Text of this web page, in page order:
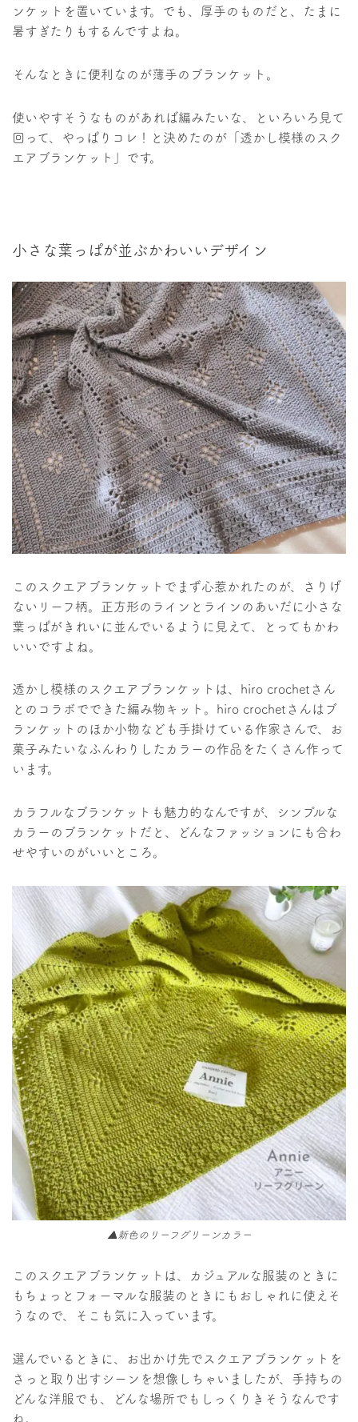
ンケットを置いています。でも、厚手のものだと、たまに
暑すぎたりもするんですよね。
そんなときに便利なのが薄手のブランケット。
使いやすそうなものがあれば編みたいな、といろいろ見て
回って、やっぱりコレ！と決めたのが「透かし模様のスク
エアブランケット」です。
小さな葉っぱが並ぶかわいいデザイン
このスクエアブランケットでまず心惹かれたのが、さりげ
ないリーフ柄。正方形のラインとラインのあいだに小さな
葉っぱがきれいに並んでいるように見えて、とってもかわ
いいですよね。
透かし模様のスクエアブランケットは、hiro crochetさん
とのコラボでできた編み物キット。hiro crochetさんはブ
ランケットのほか小物なども手掛けている作家さんで、お
菓子みたいなふんわりしたカラーの作品をたくさん作って
います。
カラフルなブランケットも魅力的なんですが、シンプルな
カラーのブランケットだと、どんなファッションにも合わ
せやすいのがいいところ。
▲新色のリーフグリーンカラー
このスクエアブランケットは、カジュアルな服装のときに
もちょっとフォーマルな服装のときにもおしゃれに使えそ
うなので、そこも気に入っています。
選んでいるときに、お出かけ先でスクエアブランケットを
さっと取り出すシーンを想像しちゃいましたが、手持ちの
どんな洋服でも、どんな場所でもしっくりきそうなんです
ね。